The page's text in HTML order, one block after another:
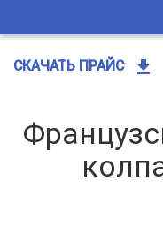
СКАЧАТЬ ПРАЙС get_app